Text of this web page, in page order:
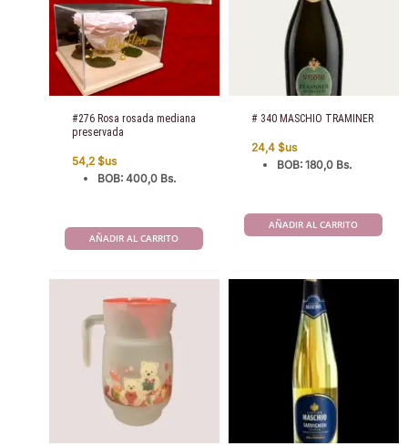
#276 Rosa rosada mediana
preservada
54,2$us
BOB:400,0 Bs.
AÑADIR AL CARRITO
# 340 MASCHIO TRAMINER
24,4$us
BOB:180,0 Bs.
AÑADIR AL CARRITO